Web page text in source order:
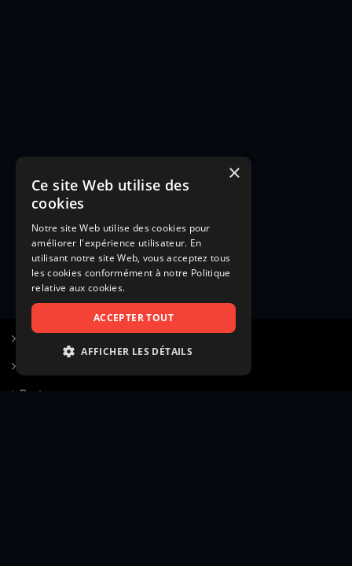
Poster une annonce
×
Ce site Web utilise des
cookies
Notre site Web utilise des cookies pour
améliorer l'expérience utilisateur. En
utilisant notre site Web, vous acceptez tous
les cookies conformément à notre Politique
relative aux cookies.
ACCEPTER TOUT
AFFICHER LES DÉTAILS